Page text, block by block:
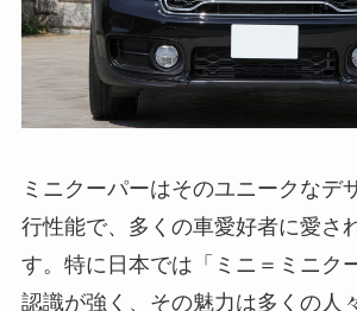
ミニクーパーはそのユニークなデ
行性能で、多くの車愛好者に愛さ
す。特に日本では「ミニ＝ミニク
認識が強く、その魅力は多くの人